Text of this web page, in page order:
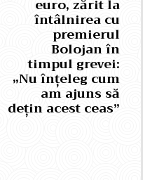
euro, zărit la
întâlnirea cu
premierul
Bolojan în
timpul grevei:
„Nu înțeleg cum
am ajuns să
dețin acest ceas”